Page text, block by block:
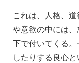
これは、人格、
や意欲の中には
下で付いてくる
したりする良心